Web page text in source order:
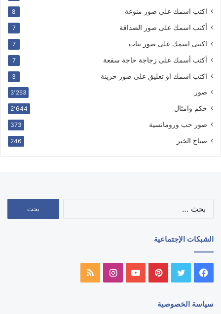
اكتب اسمك على صور منوعة 8
أكتب اسمك على صور الصداقة 7
اكتبى اسمك على صور بنات 7
أكتب أسمك على زجاجة حاجة سقعة 7
اكتب اسمك او تعليق على صور حزينة 3
صور 3٬263
حكم وامثال 2٬644
صور حب ورومانسية 373
صباح الخير 246
الشبكات الإجتماعية
فيسبوك تويتر بينتيريستيوتيوبانستقرامملخص
سياسة الخصوصية